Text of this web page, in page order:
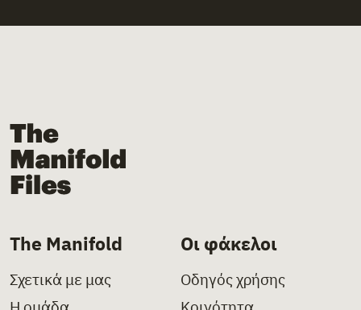
The Manifold Files
The Manifold
Σχετικά με μας
Οι φάκελοι
Οδηγός χρήσης